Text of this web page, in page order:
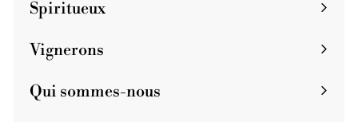
Spiritueux
Vignerons
Qui sommes-nous